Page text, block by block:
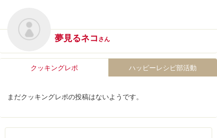
夢見るネコさん
クッキングレポ ハッピーレシピ部活動
まだクッキングレポの投稿はないようです。